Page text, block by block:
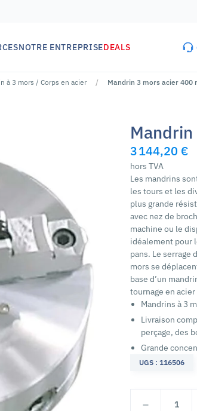
NOTRE ENTREPRISEDEALS
à 3 mors / Corps en acier Mandrin 3 mors acier 400
3 144,20 €
hors TVA
Les mandrins
les tours et les
plus grande
avec nez de
machine ou le
idéalement pour
pans. Le serrage
mors se
base d’un
tournage en
Mandrins à 3
Livraison
perçage, des
Grande
UGS : 116506
1